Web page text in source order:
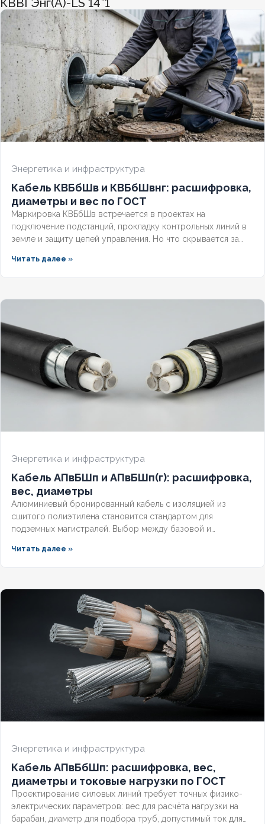
ХЛАДОСТОЙКИЙ Нет
СЕЧЕНИЕ ТПЖ 6
ОГНЕСТОЙКИЙ Нет
НАЛИЧИЕ ЭКРАНА Да
КОЛИЧЕСТВО ЖИЛ 4
КВВГЭнг(А)-LS 14*1
Энергетика и инфраструктура
Кабель КВБбШв и КВБбШвнг: расшифровка,
диаметры и вес по ГОСТ
Маркировка КВБбШв встречается в проектах на
подключение подстанций, прокладку контрольных линий в
земле и защиту цепей управления. Но что скрывается за
чем версия с индексом нг отличается от базовой?
бронированного контрольного кабеля.
Читать далее »
Энергетика и инфраструктура
Кабель АПвБШп и АПвБШп(г): расшифровка,
вес, диаметры
Алюминиевый бронированный кабель с изоляцией из
сшитого полиэтилена становится стандартом для
подземных магистралей. Выбор между базовой и
вод и требований к надёжности. Разберём конструктивные
Читать далее »
Энергетика и инфраструктура
Кабель АПвБбШп: расшифровка, вес,
диаметры и токовые нагрузки по ГОСТ
Проектирование силовых линий требует точных физико-
электрических параметров: вес для расчёта нагрузки на
барабан, диаметр для подбора труб, допустимый ток для